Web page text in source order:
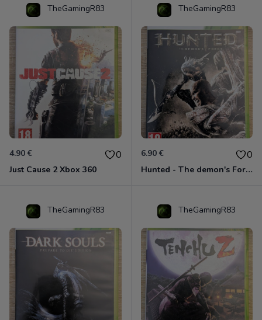
TheGamingR83
4.90 € 0
Just Cause 2 Xbox 360
TheGamingR83
6.90 € 0
Hunted - The demon's Forge Xbox 360 (Complet CIB)
TheGamingR83 TheGamingR83